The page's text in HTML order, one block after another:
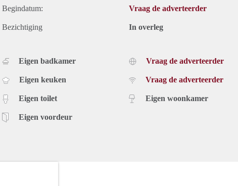
Begindatum: Vraag de adverteerder
Bezichtiging In overleg
Eigen badkamer
Eigen keuken
Eigen toilet
Eigen voordeur
Vraag de adverteerder
Vraag de adverteerder
Eigen woonkamer